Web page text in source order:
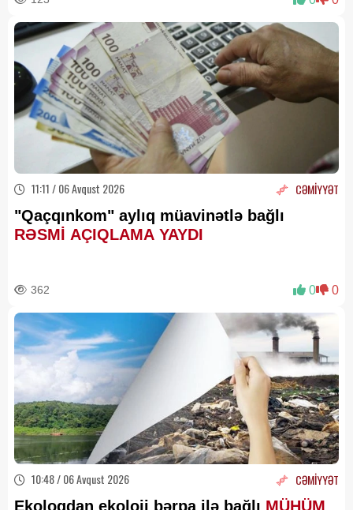
11:11 / 06 Avqust 2026 CƏMİYYƏT
"Qaçqınkom" aylıq müavinətlə bağlı
RƏSMİ AÇIQLAMA YAYDI
362 0 0
10:48 / 06 Avqust 2026 CƏMİYYƏT
Ekoloqdan ekoloji bərpa ilə bağlı MÜHÜM